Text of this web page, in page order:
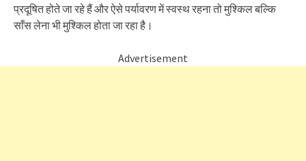
प्रदूषित होते जा रहे हैं और ऐसे पर्यावरण में स्वस्थ रहना तो मुश्किल बल्कि
साँस लेना भी मुश्किल होता जा रहा है।
Advertisement